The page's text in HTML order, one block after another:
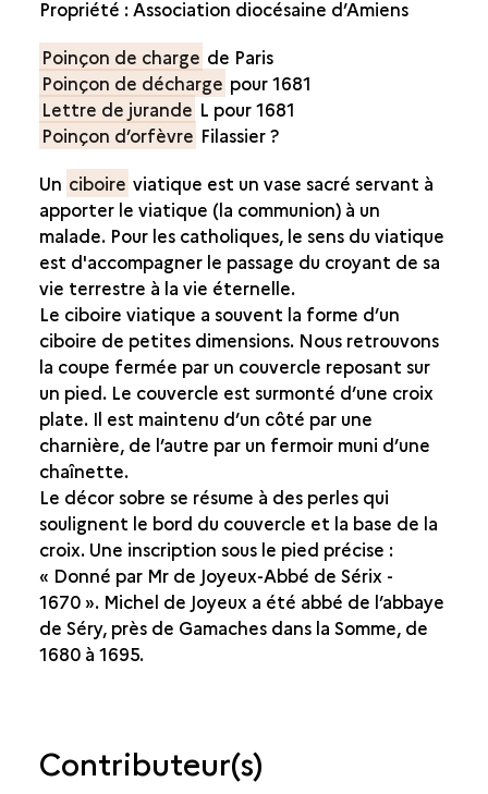
OBJETS DE PROCESSION
OBJETS LIÉS À L'ENCENSEMENT
OBJETS DE PÈLERINAGE
INSIGNES ECCLÉSIASTIQUES
Propriété : Association diocésaine d’Amiens
Poinçon de charge de Paris
Poinçon de décharge pour 1681
Lettre de jurande L pour 1681
Poinçon d’orfèvre Filassier ?
Un ciboire viatique est un vase sacré servant à
apporter le viatique (la communion) à un
malade. Pour les catholiques, le sens du viatique
est d'accompagner le passage du croyant de sa
vie terrestre à la vie éternelle.
Le ciboire viatique a souvent la forme d’un
ciboire de petites dimensions. Nous retrouvons
la coupe fermée par un couvercle reposant sur
un pied. Le couvercle est surmonté d’une croix
plate. Il est maintenu d’un côté par une
charnière, de l’autre par un fermoir muni d’une
chaînette.
Le décor sobre se résume à des perles qui
soulignent le bord du couvercle et la base de la
croix. Une inscription sous le pied précise :
« Donné par Mr de Joyeux-Abbé de Sérix -
1670 ». Michel de Joyeux a été abbé de l’abbaye
de Séry, près de Gamaches dans la Somme, de
1680 à 1695.
Contributeur(s)